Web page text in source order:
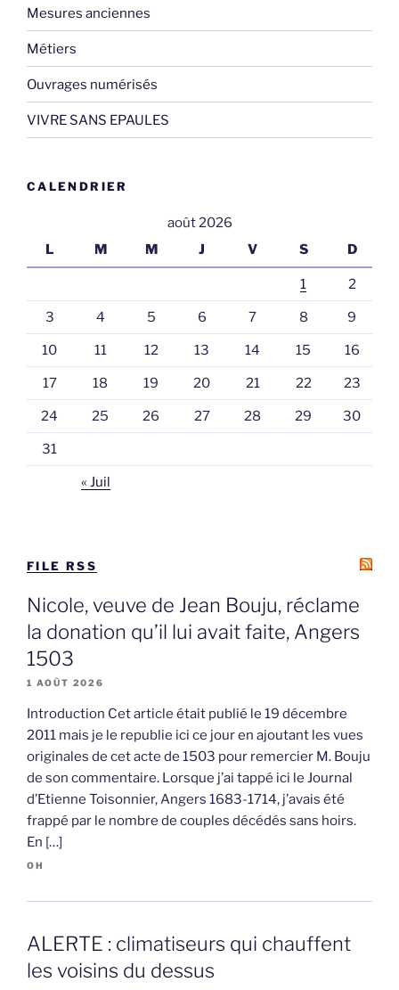
Mesures anciennes
Métiers
Ouvrages numérisés
VIVRE SANS EPAULES
CALENDRIER
août 2026
L
M M J V S D
1 2
3 4 5 6 7 8 9
10 11 12 13 14 15 16
17 18 19 20 21 22 23
24 25 26 27 28 29 30
31
« Juil
FILE RSS
Nicole, veuve de Jean Bouju, réclame
la donation qu’il lui avait faite, Angers
1503
1 AOÛT 2026
Introduction Cet article était publié le 19 décembre
2011 mais je le republie ici ce jour en ajoutant les vues
originales de cet acte de 1503 pour remercier M. Bouju
de son commentaire. Lorsque j’ai tappé ici le Journal
d’Etienne Toisonnier, Angers 1683-1714, j’avais été
frappé par le nombre de couples décédés sans hoirs.
En […]
OH
ALERTE : climatiseurs qui chauffent
les voisins du dessus